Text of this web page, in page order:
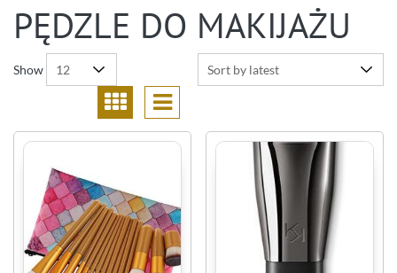
PĘDZLE DO MAKIJAŻU
Show